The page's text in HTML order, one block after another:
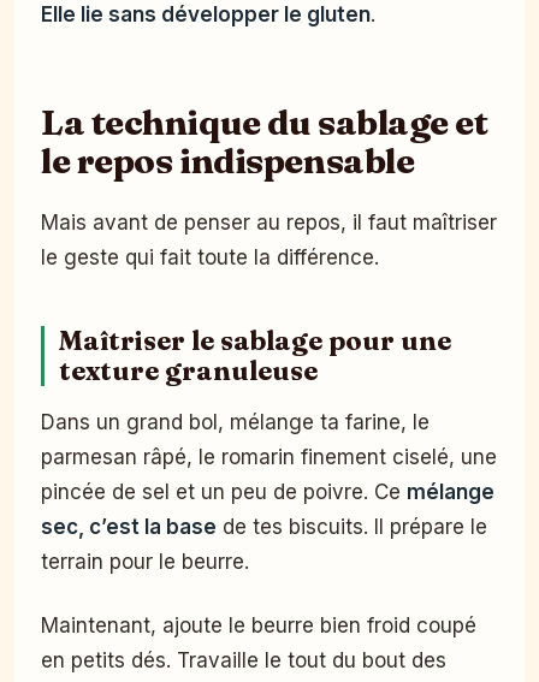
Elle lie sans développer le gluten.
La technique du sablage et
le repos indispensable
Mais avant de penser au repos, il faut maîtriser
le geste qui fait toute la différence.
Maîtriser le sablage pour une
texture granuleuse
Dans un grand bol, mélange ta farine, le
parmesan râpé, le romarin finement ciselé, une
pincée de sel et un peu de poivre. Ce mélange
sec, c’est la base de tes biscuits. Il prépare le
terrain pour le beurre.
Maintenant, ajoute le beurre bien froid coupé
en petits dés. Travaille le tout du bout des